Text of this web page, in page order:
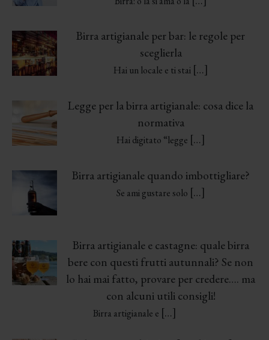
Birra artigianale per bar: le regole per
sceglierla
Hai un locale e ti stai […]
Legge per la birra artigianale: cosa dice la
normativa
Hai digitato “legge […]
Birra artigianale quando imbottigliare?
Se ami gustare solo […]
Birra artigianale e castagne: quale birra
bere con questi frutti autunnali? Se non
lo hai mai fatto, provare per credere…. ma
con alcuni utili consigli!
Birra artigianale e […]